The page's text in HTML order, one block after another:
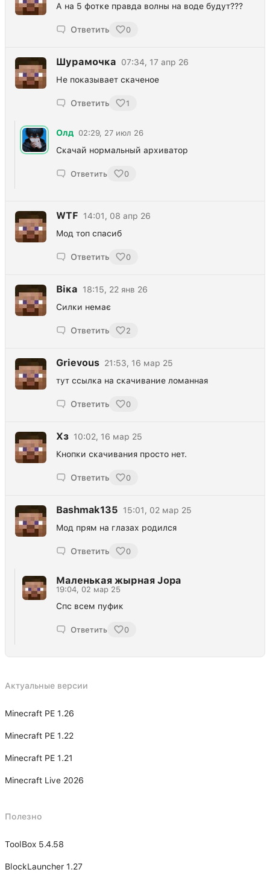
А на 5 фотке правда волны на воде будут???
Ответить 0
Шурамочка
07:34, 17 апр 26
Не показывает скаченое
Ответить 1
Олд 02:29, 27 июл 26
Скачай нормальный архиватор
Ответить 0
WTF
14:01, 08 апр 26
Мод топ спасиб
Ответить 0
Віка
18:15, 22 янв 26
Силки немає
Ответить 2
Grievous 21:53, 16 мар 25
тут ссылка на скачивание ломанная
Ответить 0
Хз 10:02, 16 мар 25
Кнопки скачивания просто нет.
Ответить 0
Bashmak135
15:01, 02 мар 25
Мод прям на глазах родился
Ответить 0
Маленькая жырная Jopa
19:04, 02 мар 25
Спс всем пуфик
Ответить 0
Актуальные версии
Minecraft PE 1.26
Minecraft PE 1.22
Minecraft PE 1.21
Minecraft Live 2026
Полезно
ToolBox 5.4.58
BlockLauncher 1.27